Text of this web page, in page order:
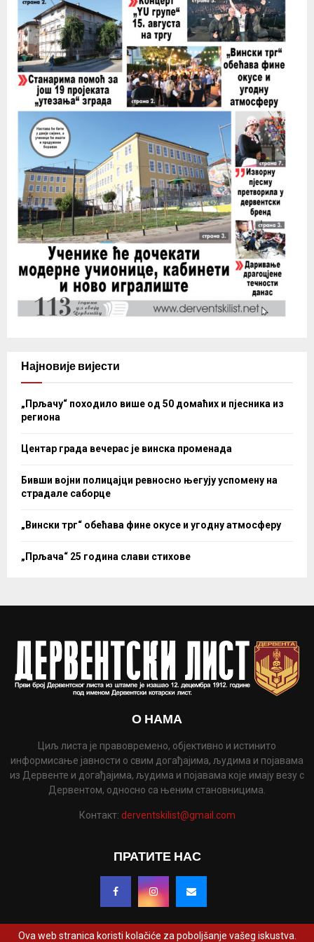
Најновије вијести
„Прљачу“ походило више од 50 домаћих и пјесника из
региона
Центар града вечерас је винска променада
Бивши војни полицајци ревносно његују успомену на
страдале саборце
„Вински трг“ обећава фине окусе и угодну атмосферу
„Прљача“ 25 година слави стихове
О НАМА
Циљ листа је правовремено, објективно и истинито
информисање јавности о свим догађајима, људима и појавама
из Дервенте и догађајима, људима и појавама које имају везу с
Дервентом, односно са њеним становницима.
Контакт: derventskilist@gmail.com
ПРАТИТЕ НАС
Ova web stranica koristi kolačiće za poboljšanje vašeg iskustva.